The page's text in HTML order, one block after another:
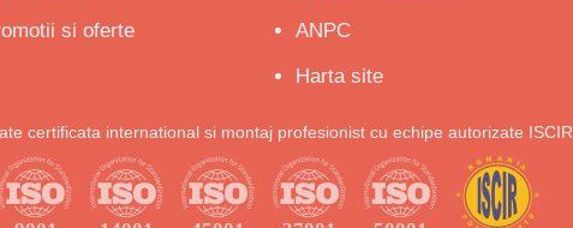
si oferte
ANPC
Harta site
certificata international si montaj profesionist cu echipe autorizate ISCIR